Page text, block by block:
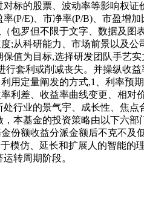
标的股票、波动率等影响权
(P/E)、市净率(P/B)、市盈增
包罗但不限于文字、数据及
;从科研能力、市场前景以及
值为目标,选择研发团队手艺
行套利或削减丧失。并操纵收
用定量阐发的方式,1、利率预
利差、收益率曲线变更、相
行业的景气宇、成长性、焦
本基金的投资策略由以下六
份额收益分派金额后不克不
模仿、延长和扩展人的智能
转周期阶段。